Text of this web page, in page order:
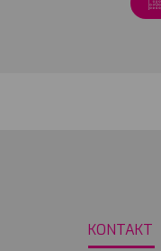
KONTAKT